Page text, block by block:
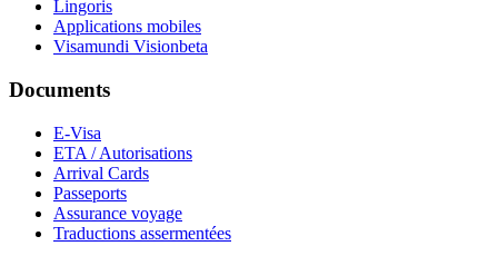
Lingoris
Applications mobiles
Visamundi Visionbeta
Documents
E-Visa
ETA / Autorisations
Arrival Cards
Passeports
Assurance voyage
Traductions assermentées